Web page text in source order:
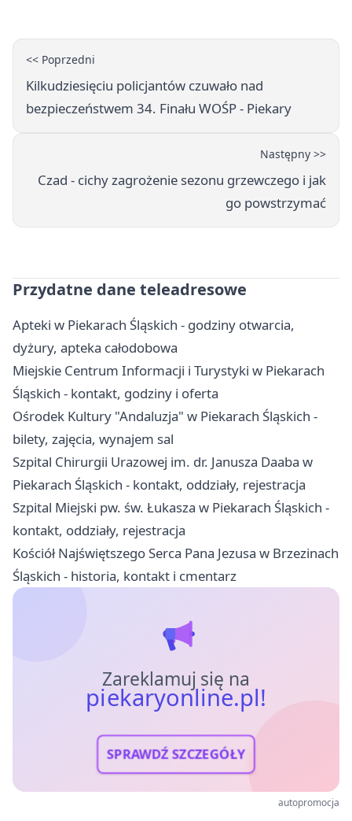
<< Poprzedni
Kilkudziesięciu policjantów czuwało nad
bezpieczeństwem 34. Finału WOŚP - Piekary
Następny >>
Czad - cichy zagrożenie sezonu grzewczego i jak
go powstrzymać
Przydatne dane teleadresowe
Apteki w Piekarach Śląskich - godziny otwarcia,
dyżury, apteka całodobowa
Miejskie Centrum Informacji i Turystyki w Piekarach
Śląskich - kontakt, godziny i oferta
Ośrodek Kultury "Andaluzja" w Piekarach Śląskich -
bilety, zajęcia, wynajem sal
Szpital Chirurgii Urazowej im. dr. Janusza Daaba w
Piekarach Śląskich - kontakt, oddziały, rejestracja
Szpital Miejski pw. św. Łukasza w Piekarach Śląskich -
kontakt, oddziały, rejestracja
Kościół Najświętszego Serca Pana Jezusa w Brzezinach
Śląskich - historia, kontakt i cmentarz
Zareklamuj się na
piekaryonline.pl!
SPRAWDŹ SZCZEGÓŁY
autopromocja